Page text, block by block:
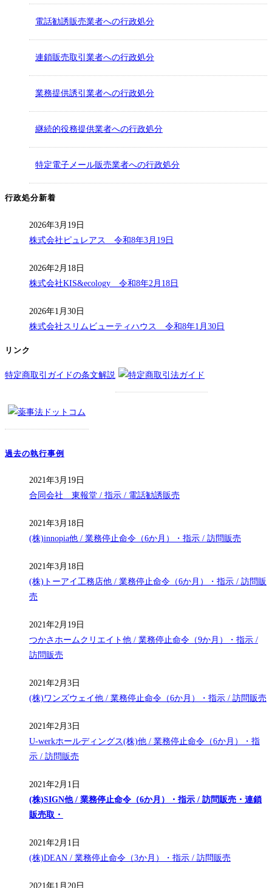
電話勧誘販売業者への行政処分
連鎖販売取引業者への行政処分
業務提供誘引業者への行政処分
継続的役務提供業者への行政処分
特定電子メール販売業者への行政処分
行政処分新着
2026年3月19日
株式会社ピュレアス 令和8年3月19日
2026年2月18日
株式会社KIS&ecology 令和8年2月18日
2026年1月30日
株式会社スリムビューティハウス 令和8年1月30日
リンク
特定商取引ガイドの条文解説
過去の執行事例
2021年3月19日
合同会社 東報堂 / 指示 / 電話勧誘販売
2021年3月18日
(株)innopia他 / 業務停止命令（6か月）・指示 / 訪問販売
2021年3月18日
(株)トーアイ工務店他 / 業務停止命令（6か月）・指示 / 訪問販
売
2021年2月19日
つかさホームクリエイト他 / 業務停止命令（9か月）・指示 /
訪問販売
2021年2月3日
(株)ワンズウェイ他 / 業務停止命令（6か月）・指示 / 訪問販売
2021年2月3日
U-werkホールディングス(株)他 / 業務停止命令（6か月）・指
示 / 訪問販売
2021年2月1日
(株)SIGN他 / 業務停止命令（6か月）・指示 / 訪問販売・連鎖
販売取・
2021年2月1日
(株)DEAN / 業務停止命令（3か月）・指示 / 訪問販売
2021年1月20日